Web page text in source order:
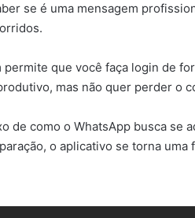
se é uma mensagem
que você faça login de
mas não quer perder o
de como o WhatsApp busca
o aplicativo se torna